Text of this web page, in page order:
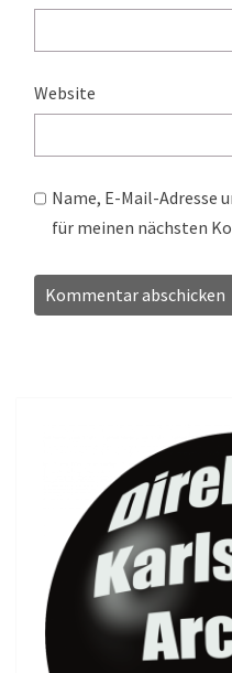
Website
Name, E-Mail-Adresse
für meinen nächsten